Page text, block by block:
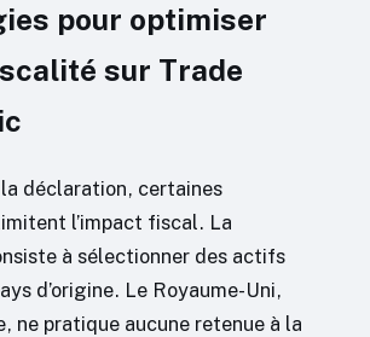
pour optimiser
sur Trade
déclaration, certaines
l’impact fiscal. La
à sélectionner des actifs
d’origine. Le Royaume-Uni,
ne pratique aucune retenue à la